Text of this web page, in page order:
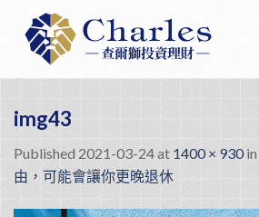
content
img43
Published 2021-03-24at 1400 × 930in
由，可能會讓你更晚退休